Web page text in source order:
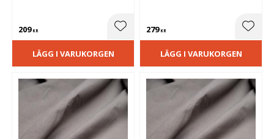
209KR Lägg till i favoriter
LÄGG I VARUKORGEN
279KR
LÄGG I VARUKORGEN